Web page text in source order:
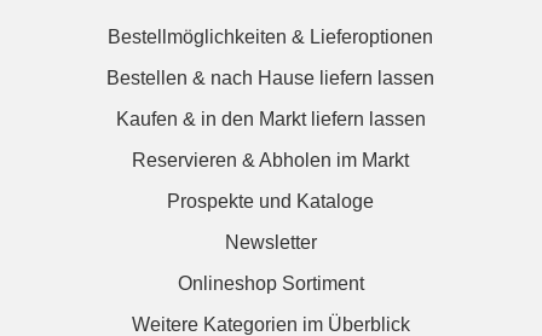
Bestellmöglichkeiten & Lieferoptionen
Bestellen & nach Hause liefern lassen
Kaufen & in den Markt liefern lassen
Reservieren & Abholen im Markt
Prospekte und Kataloge
Newsletter
Onlineshop Sortiment
Weitere Kategorien im Überblick